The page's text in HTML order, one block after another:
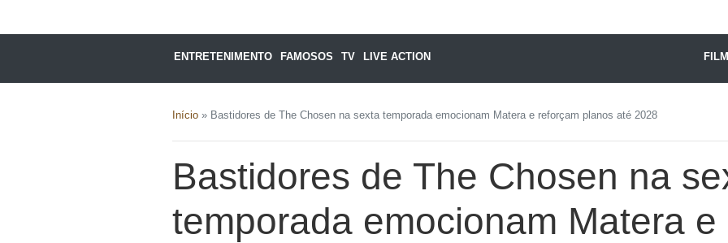
ENTRETENIMENTO FAMOSOS TV LIVE ACTION
Início » Bastidores de The Chosen na sexta temporada emocionam Matera e reforçam planos até 2028
Bastidores de The Chosen na
temporada emocionam Matera e